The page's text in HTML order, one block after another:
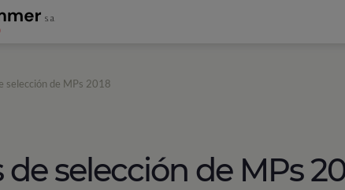
selección de MPs 2018
selección de MPs